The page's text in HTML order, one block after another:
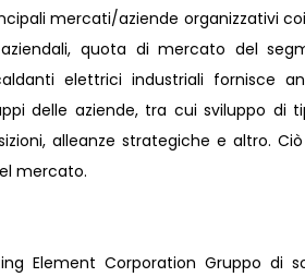
mercati/aziende organizzativi
quota di mercato del
elettrici industriali fornisce
delle aziende, tra cui sviluppo di
alleanze strategiche e altro.
mercato.
Element Corporation Gruppo di